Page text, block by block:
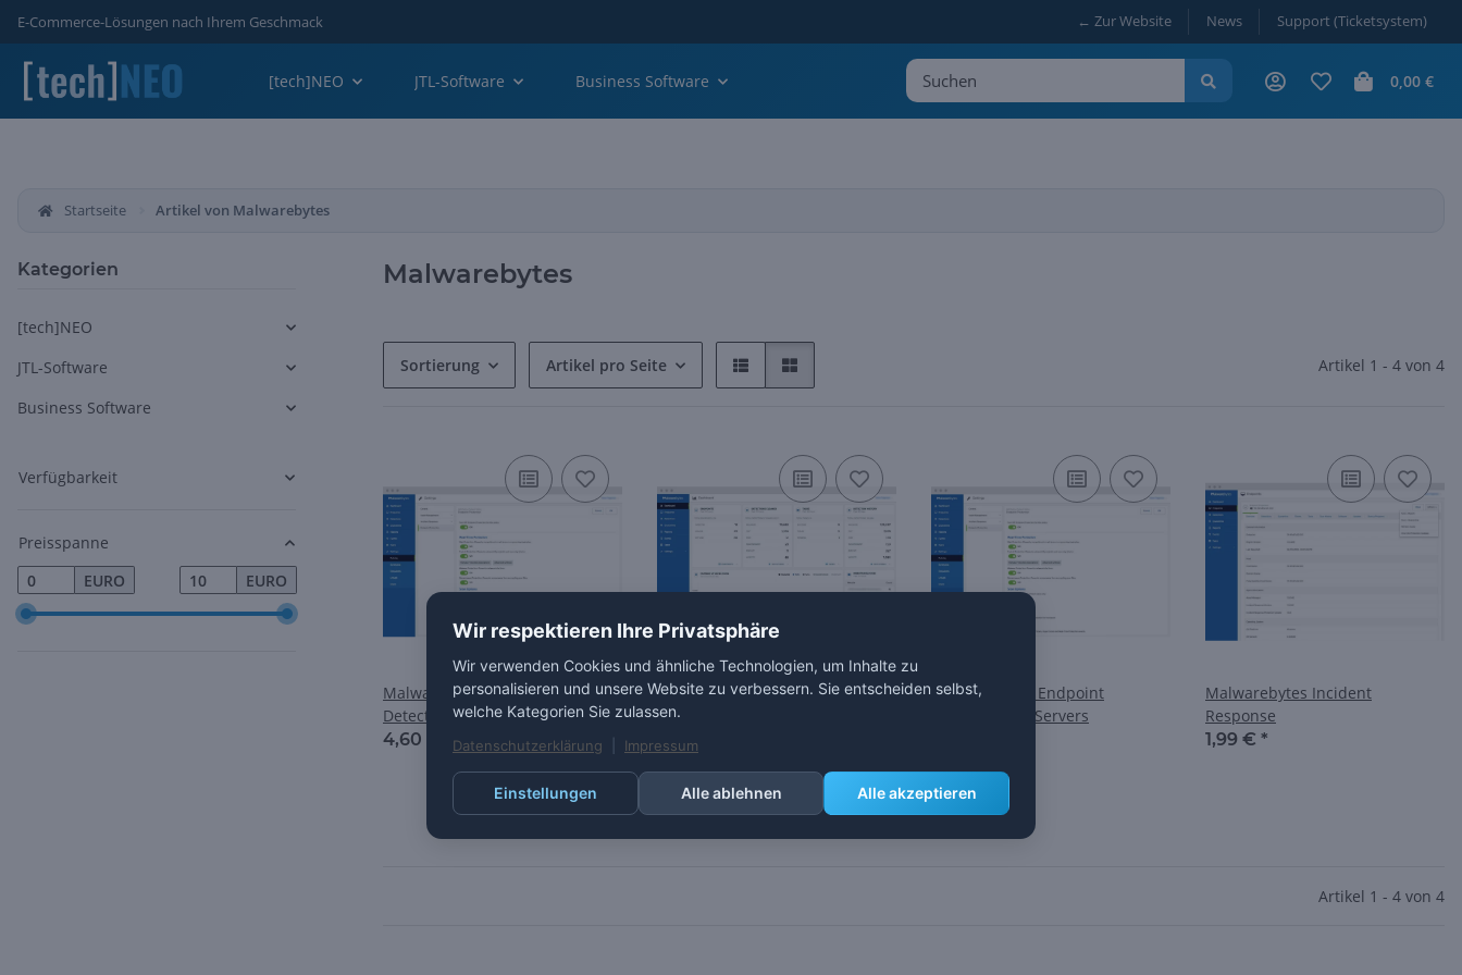
← Zur Website News Support (Ticketsystem)
E-Commerce-Lösungen nach Ihrem Geschmack
0,00 €
[tech]NEO JTL-Software Business Software
Startseite Artikel von Malwarebytes
Malwarebytes
Sortierung Artikel pro Seite Artikel 1 - 4 von 4
Malwarebytes Endpoint
Detection & Response
4,60 €
Malwarebytes Endpoint
Protection
3,80 €
Malwarebytes Endpoint
Protection for Servers
Malwarebytes Incident
Response
1,99 € *
Artikel 1 - 4 von 4
Kategorien
[tech]NEO
JTL-Software
Business Software
Verfügbarkeit
Preisspanne
EURO
EURO
Wir respektieren Ihre Privatsphäre
Wir verwenden Cookies und ähnliche Technologien, um Inhalte zu
personalisieren und unsere Website zu verbessern. Sie entscheiden selbst,
welche Kategorien Sie zulassen.
Datenschutzerklärung Impressum
Einstellungen Alle ablehnen Alle akzeptieren